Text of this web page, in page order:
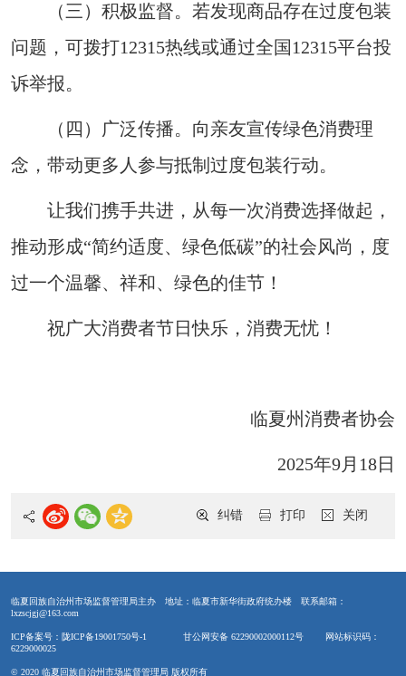
（三）积极监督。若发现商品存在过度包装
问题，可拨打12315热线或通过全国12315平台投
诉举报。
（四）广泛传播。向亲友宣传绿色消费理
念，带动更多人参与抵制过度包装行动。
让我们携手共进，从每一次消费选择做起，
推动形成“简约适度、绿色低碳”的社会风尚，度
过一个温馨、祥和、绿色的佳节！
祝广大消费者节日快乐，消费无忧！
临夏州消费者协会
2025年9月18日
关闭
打印
纠错
临夏回族自治州市场监督管理局主办 地址：临夏市新华街政府统办楼
联系邮箱：
lxzscjgj@163.com
ICP备案号：陇ICP备19001750号-1 甘公网安备 62290002000112号
网站标识码：
6229000025
© 2020 临夏回族自治州市场监督管理局 版权所有